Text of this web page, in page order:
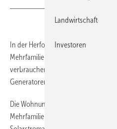
In der Herforder Straße in Herford
Mehrfamilienhäuser mit
verbrauchen die Mieter vor Ort. Den
Generatoren hat Solarimo
Die Wohnungsbaugesellschaft WWS
Mehrfamilienhäuser in der
Landwirtschaft
Investoren